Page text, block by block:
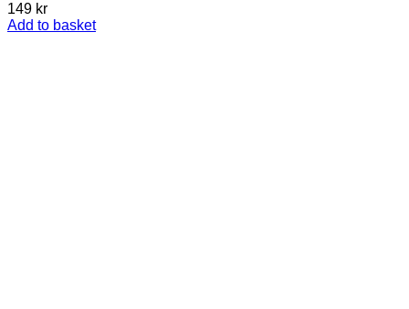
149 kr
Add to basket